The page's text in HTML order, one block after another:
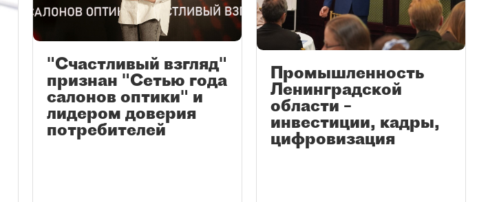
"Счастливый взгляд"
признан "Сетью года
салонов оптики" и
лидером доверия
потребителей
Промышленность
Ленинградской
области –
инвестиции, кадры,
цифровизация